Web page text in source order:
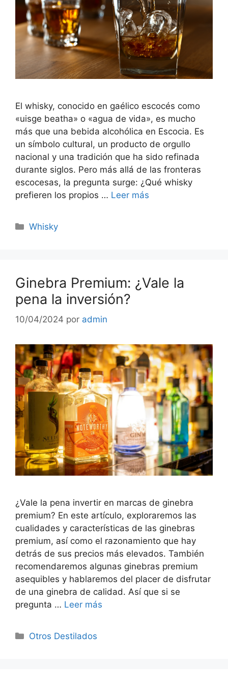
El whisky, conocido en gaélico escocés como
«uisge beatha» o «agua de vida», es mucho
más que una bebida alcohólica en Escocia. Es
un símbolo cultural, un producto de orgullo
nacional y una tradición que ha sido refinada
durante siglos. Pero más allá de las fronteras
escocesas, la pregunta surge: ¿Qué whisky
prefieren los propios … Leer más
Categorías
Whisky
Ginebra Premium: ¿Vale la
pena la inversión?
10/04/2024 por admin
¿Vale la pena invertir en marcas de ginebra
premium? En este artículo, exploraremos las
cualidades y características de las ginebras
premium, así como el razonamiento que hay
detrás de sus precios más elevados. También
recomendaremos algunas ginebras premium
asequibles y hablaremos del placer de disfrutar
de una ginebra de calidad. Así que si se
pregunta … Leer más
Categorías
Otros Destilados